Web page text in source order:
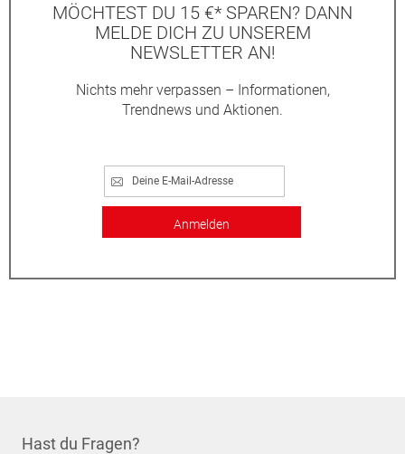
MÖCHTEST DU 15 €* SPAREN? DANN
MELDE DICH ZU UNSEREM
NEWSLETTER AN!
Nichts mehr verpassen – Informationen,
Trendnews und Aktionen.
Anmelden
Hast du Fragen?